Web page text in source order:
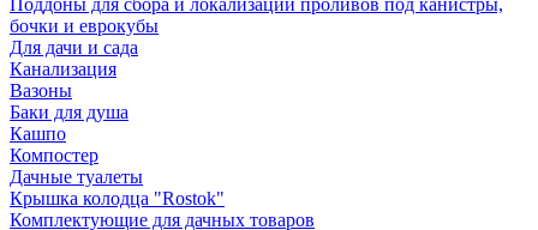
Поддоны для сбора и локализации проливов под канистры,
бочки и еврокубы
Для дачи и сада
Канализация
Вазоны
Баки для душа
Кашпо
Компостер
Дачные туалеты
Крышка колодца "Rostok"
Комплектующие для дачных товаров